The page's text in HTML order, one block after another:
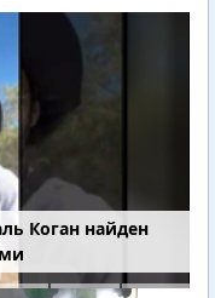
Коган найден